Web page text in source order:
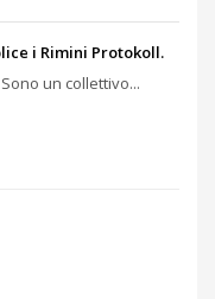
i Rimini Protokoll.
un collettivo...